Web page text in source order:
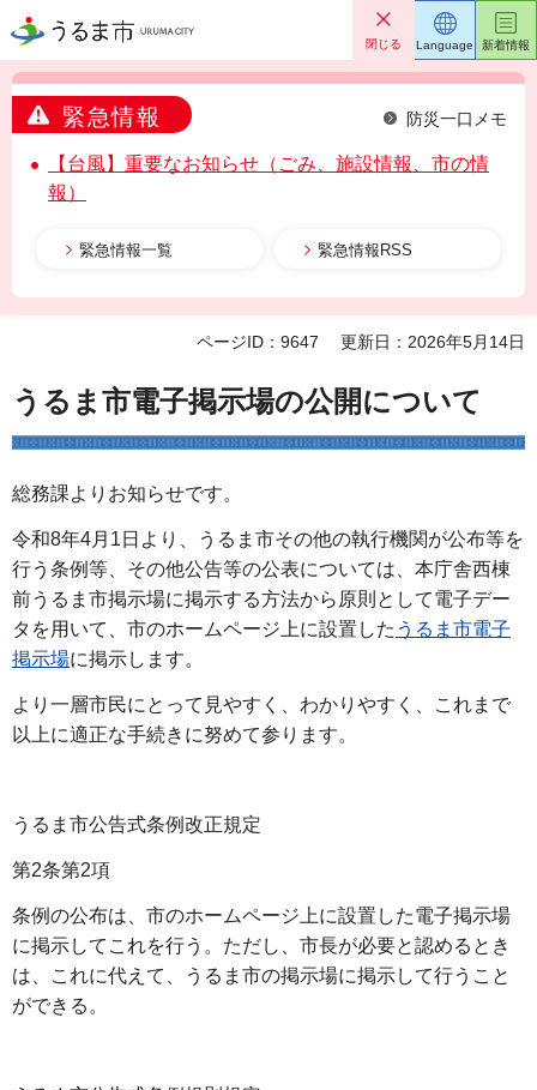
うるま市 閉じる
緊急情報 防災一口メモ
【台風】重要なお知らせ（ごみ、施設情報、市の情
報）
緊急情報一覧 緊急情報RSS
Language 新着情報
ページID：9647 更新日：2026年5月14日
うるま市電子掲示場の公開について
総務課よりお知らせです。
令和8年4月1日より、うるま市その他の執行機関が公布等を
行う条例等、その他公告等の公表については、本庁舎西棟
前うるま市掲示場に掲示する方法から原則として電子デー
タを用いて、市のホームページ上に設置した うるま市電子
掲示場に掲示します。
より一層市民にとって見やすく、わかりやすく、これまで
以上に適正な手続きに努めて参ります。
うるま市公告式条例改正規定
第2条第2項
条例の公布は、市のホームページ上に設置した電子掲示場
に掲示してこれを行う。ただし、市長が必要と認めるとき
は、これに代えて、うるま市の掲示場に掲示して行うこと
ができる。